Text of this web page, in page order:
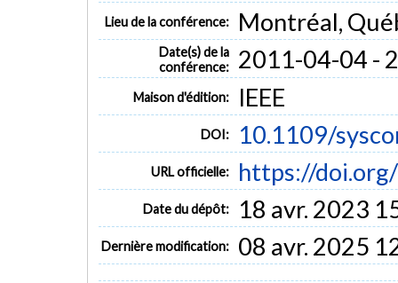
Lieu de la conférence: Montréal,
Date(s) de la
conférence:
2011-04-04 -
Maison d'édition: IEEE
DOI: 10.1109/
URL officielle: https://
Date du dépôt: 18 avr. 2023
Dernière modification: 08 avr. 2025